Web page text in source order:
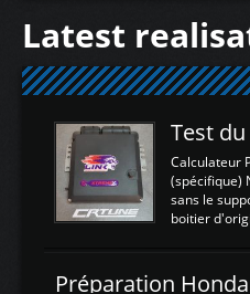
Latest
Calculateur
(spécifique)
sans le
boitier
d'envoyer